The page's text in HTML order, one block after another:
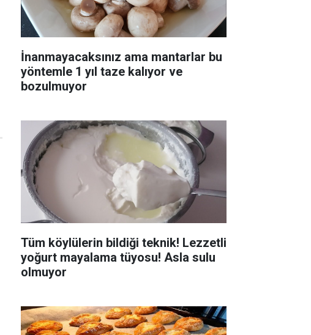
İnanmayacaksınız ama mantarlar bu
yöntemle 1 yıl taze kalıyor ve
bozulmuyor
Tüm köylülerin bildiği teknik! Lezzetli
yoğurt mayalama tüyosu! Asla sulu
olmuyor